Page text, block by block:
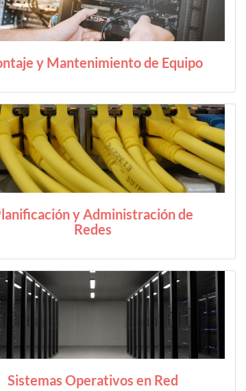
y Mantenimiento de Equipo
y Administración de
Redes
Sistemas Operativos en Red